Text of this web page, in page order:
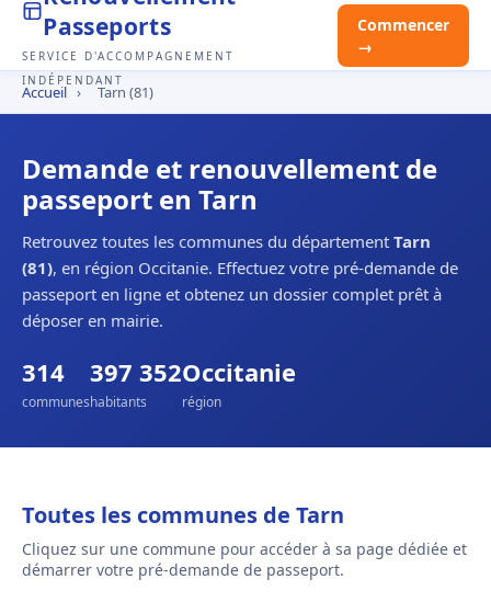
Passeports
SERVICE D'ACCOMPAGNEMENT
INDÉPENDANT
Commencer
→
Accueil › Tarn (81)
Demande et renouvellement de
passeport en Tarn
Retrouvez toutes les communes du département Tarn
(81), en région Occitanie. Effectuez votre pré-demande de
passeport en ligne et obtenez un dossier complet prêt à
déposer en mairie.
314
communes
397 352
habitants
Occitanie
région
Toutes les communes de Tarn
Cliquez sur une commune pour accéder à sa page dédiée et
démarrer votre pré-demande de passeport.